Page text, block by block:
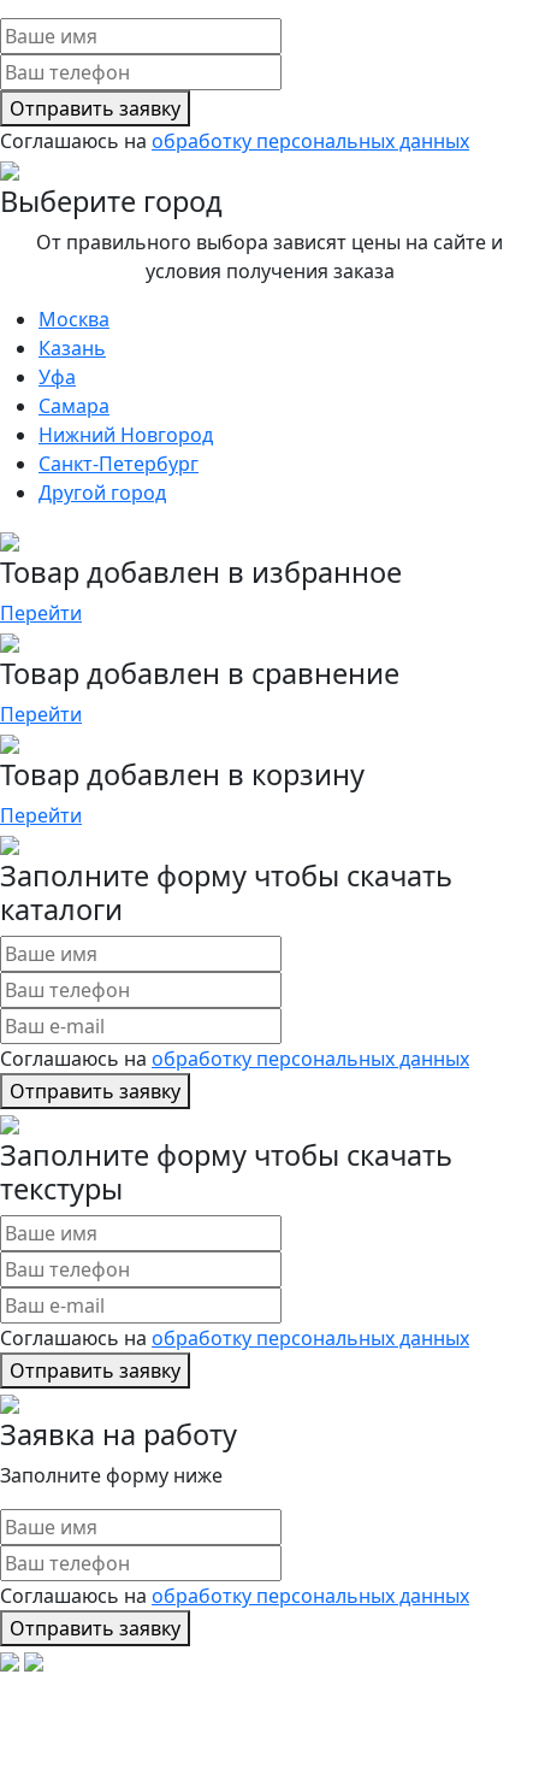
Отправить заявку
Соглашаюсь на обработку персональных данных
Выберите город
От правильного выбора зависят цены на сайте и
условия получения заказа
Москва
Казань
Уфа
Самара
Нижний Новгород
Санкт-Петербург
Другой город
Товар добавлен в избранное
Перейти
Товар добавлен в сравнение
Перейти
Товар добавлен в корзину
Перейти
Заполните форму чтобы скачать
каталоги
Соглашаюсь на обработку персональных данных
Отправить заявку
Заполните форму чтобы скачать
текстуры
Соглашаюсь на обработку персональных данных
Отправить заявку
Заявка на работу
Заполните форму ниже
Соглашаюсь на обработку персональных данных
Отправить заявку